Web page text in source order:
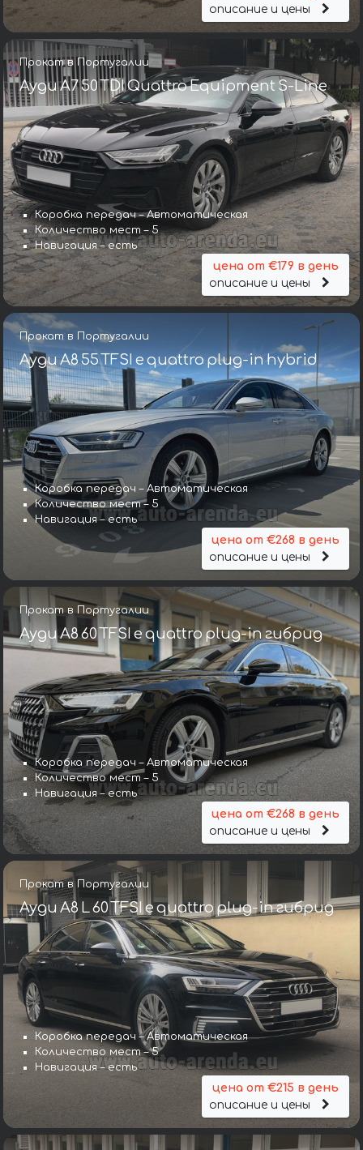
описание и цены
Прокат в Португалии
Ауди A7 50 TDI Quattro Equipment S-Line
Коробка передач – Автоматическая
Количество мест – 5
Навигация – есть
цена от €179 в день
описание и цены
Прокат в Португалии
Ауди A8 55 TFSI e quattro plug-in hybrid
Коробка передач – Автоматическая
Количество мест – 5
Навигация – есть
цена от €268 в день
описание и цены
Прокат в Португалии
Ауди A8 60 TFSI e quattro plug-in гибрид
Коробка передач – Автоматическая
Количество мест – 5
Навигация – есть
цена от €268 в день
описание и цены
Прокат в Португалии
Ауди A8 L 60 TFSI e quattro plug-in гибрид
Коробка передач – Автоматическая
Количество мест – 5
Навигация – есть
цена от €215 в день
описание и цены